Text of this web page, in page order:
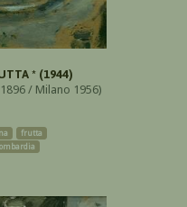
* (1944)
/ Milano 1956)
frutta
lombardia